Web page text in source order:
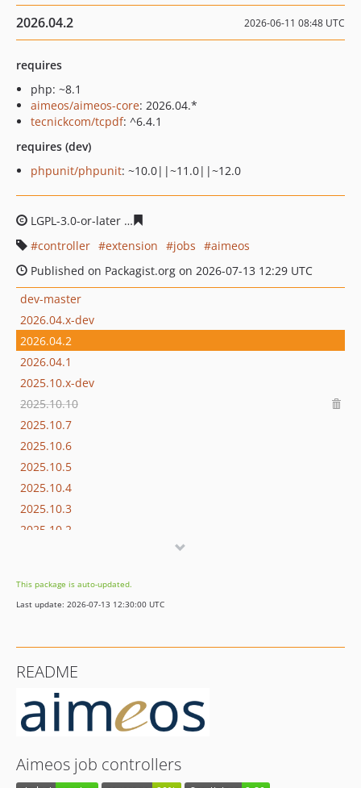
2026.04.2 2026-06-11 08:48 UTC
requires
php: ~8.1
aimeos/aimeos-core: 2026.04.*
tecnickcom/tcpdf: ^6.4.1
requires (dev)
phpunit/phpunit: ~10.0||~11.0||~12.0
LGPL-3.0-or-later
controller
extension jobs
aimeos
Published on Packagist.org on 2026-07-13 12:29 UTC
dev-master
2026.04.x-dev
2026.04.2
2026.04.1
2025.10.x-dev
2025.10.10
2025.10.7
2025.10.6
2025.10.5
2025.10.4
2025.10.3
2025.10.2
2025.07.1
2025.04.x-dev
2025.04.1
2024.10.x-dev
2024.10.10
2024.10.8
2024.10.7
This package is auto-updated.
Last update: 2026-07-13 12:30:00 UTC
README
Aimeos job controllers